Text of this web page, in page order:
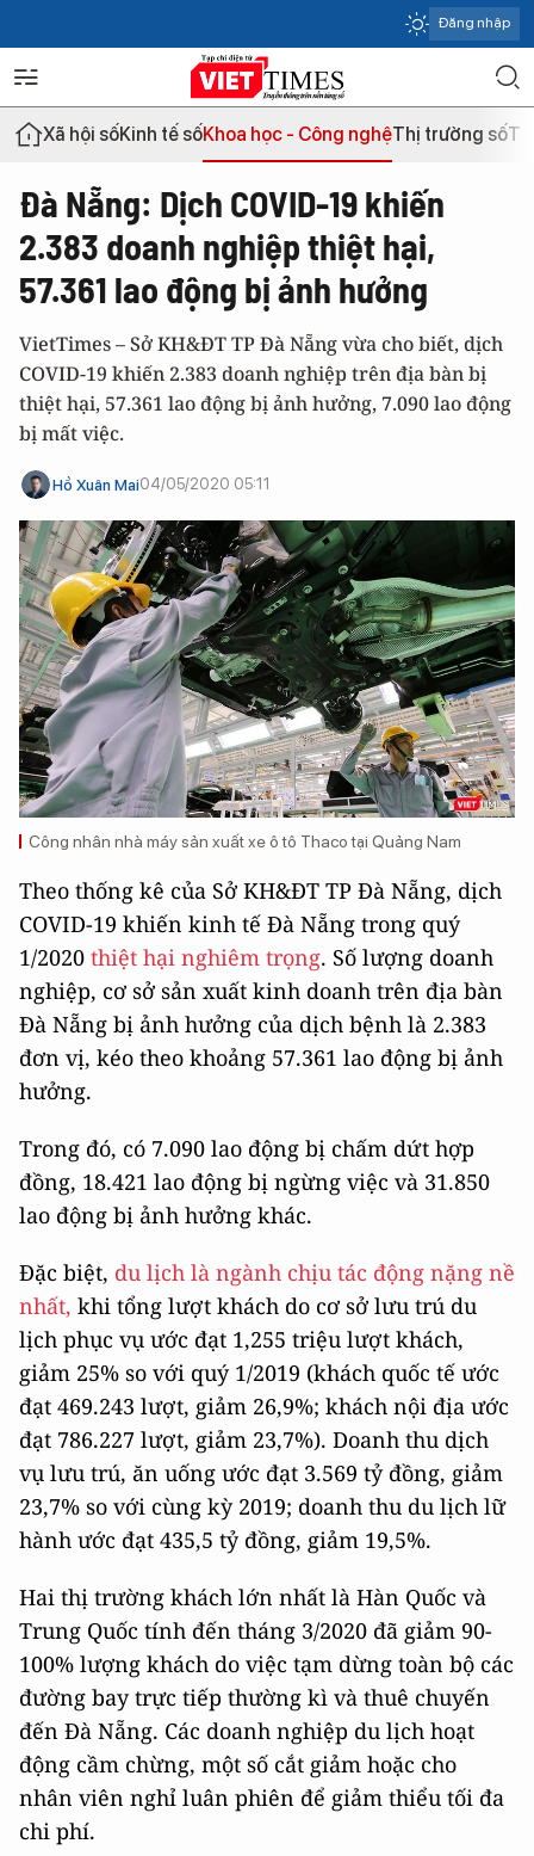
Đăng nhập
Xã hội sốKinh tế sốKhoa học - Công nghệThị trường số
Đà Nẵng: Dịch COVID-19 khiến
2.383 doanh nghiệp thiệt hại,
57.361 lao động bị ảnh hưởng
VietTimes – Sở KH&ĐT TP Đà Nẵng vừa cho biết, dịch
COVID-19 khiến 2.383 doanh nghiệp trên địa bàn bị
thiệt hại, 57.361 lao động bị ảnh hưởng, 7.090 lao động
bị mất việc.
Hồ Xuân Mai04/05/2020 05:11
Công nhân nhà máy sản xuất xe ô tô Thaco tại Quảng Nam
Theo thống kê của Sở KH&ĐT TP Đà Nẵng, dịch
COVID-19 khiến kinh tế Đà Nẵng trong quý
1/2020 thiệt hại nghiêm trọng. Số lượng doanh
nghiệp, cơ sở sản xuất kinh doanh trên địa bàn
Đà Nẵng bị ảnh hưởng của dịch bệnh là 2.383
đơn vị, kéo theo khoảng 57.361 lao động bị ảnh
hưởng.
Trong đó, có 7.090 lao động bị chấm dứt hợp
đồng, 18.421 lao động bị ngừng việc và 31.850
lao động bị ảnh hưởng khác.
Đặc biệt, du lịch là ngành chịu tác động nặng nề
nhất, khi tổng lượt khách do cơ sở lưu trú du
lịch phục vụ ước đạt 1,255 triệu lượt khách,
giảm 25% so với quý 1/2019 (khách quốc tế ước
đạt 469.243 lượt, giảm 26,9%; khách nội địa ước
đạt 786.227 lượt, giảm 23,7%). Doanh thu dịch
vụ lưu trú, ăn uống ước đạt 3.569 tỷ đồng, giảm
23,7% so với cùng kỳ 2019; doanh thu du lịch lữ
hành ước đạt 435,5 tỷ đồng, giảm 19,5%.
Hai thị trường khách lớn nhất là Hàn Quốc và
Trung Quốc tính đến tháng 3/2020 đã giảm 90-
100% lượng khách do việc tạm dừng toàn bộ các
đường bay trực tiếp thường kì và thuê chuyến
đến Đà Nẵng. Các doanh nghiệp du lịch hoạt
động cầm chừng, một số cắt giảm hoặc cho
nhân viên nghỉ luân phiên để giảm thiểu tối đa
chi phí.